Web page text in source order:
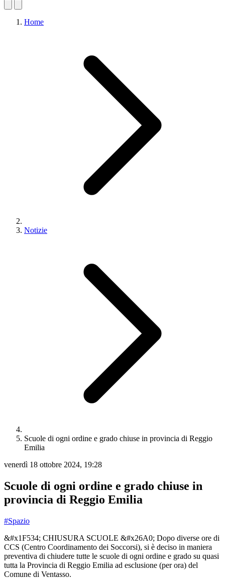
Home
Notizie
Scuole di ogni ordine e grado chiuse in provincia di Reggio
Emilia
venerdì 18 ottobre 2024, 19:28
Scuole di ogni ordine e grado chiuse in
provincia di Reggio Emilia
#Spazio
&#x1F534; CHIUSURA SCUOLE &#x26A0; Dopo diverse ore di
CCS (Centro Coordinamento dei Soccorsi), si è deciso in maniera
preventiva di chiudere tutte le scuole di ogni ordine e grado su quasi
tutta la Provincia di Reggio Emilia ad esclusione (per ora) del
Comune di Ventasso.